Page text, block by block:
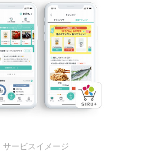
サービスイメージ